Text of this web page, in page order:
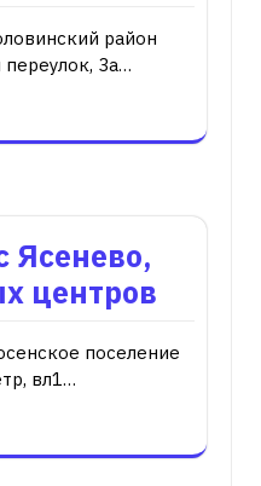
район
3а…
Ясенево,
центров
поселение
вл1…